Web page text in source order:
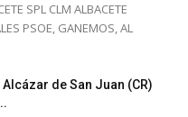
SPL CLM ALBACETE
PSOE, GANEMOS, AL
de San Juan (CR)